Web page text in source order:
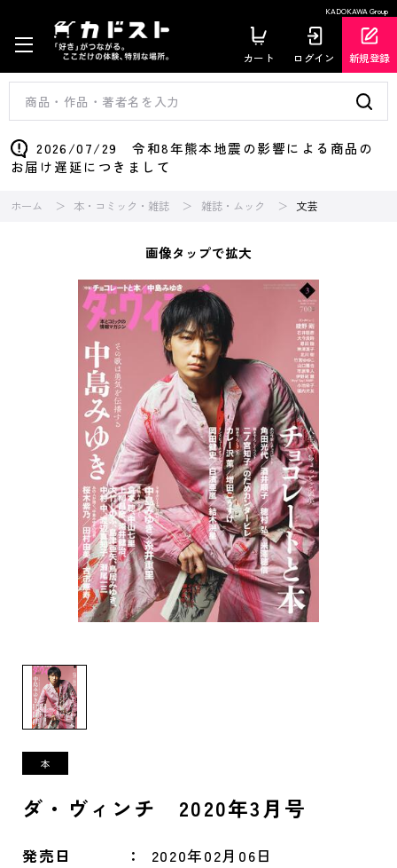
KADOKAWA Group
カート ログイン 新規登録
2026/07/29 令和8年熊本地震の影響による商品の
お届け遅延につきまして
ホーム 本・コミック・雑誌 雑誌・ムック 文芸
画像タップで拡大
ダ・ヴィンチ 2020年3月号
発売日 2020年02月06日